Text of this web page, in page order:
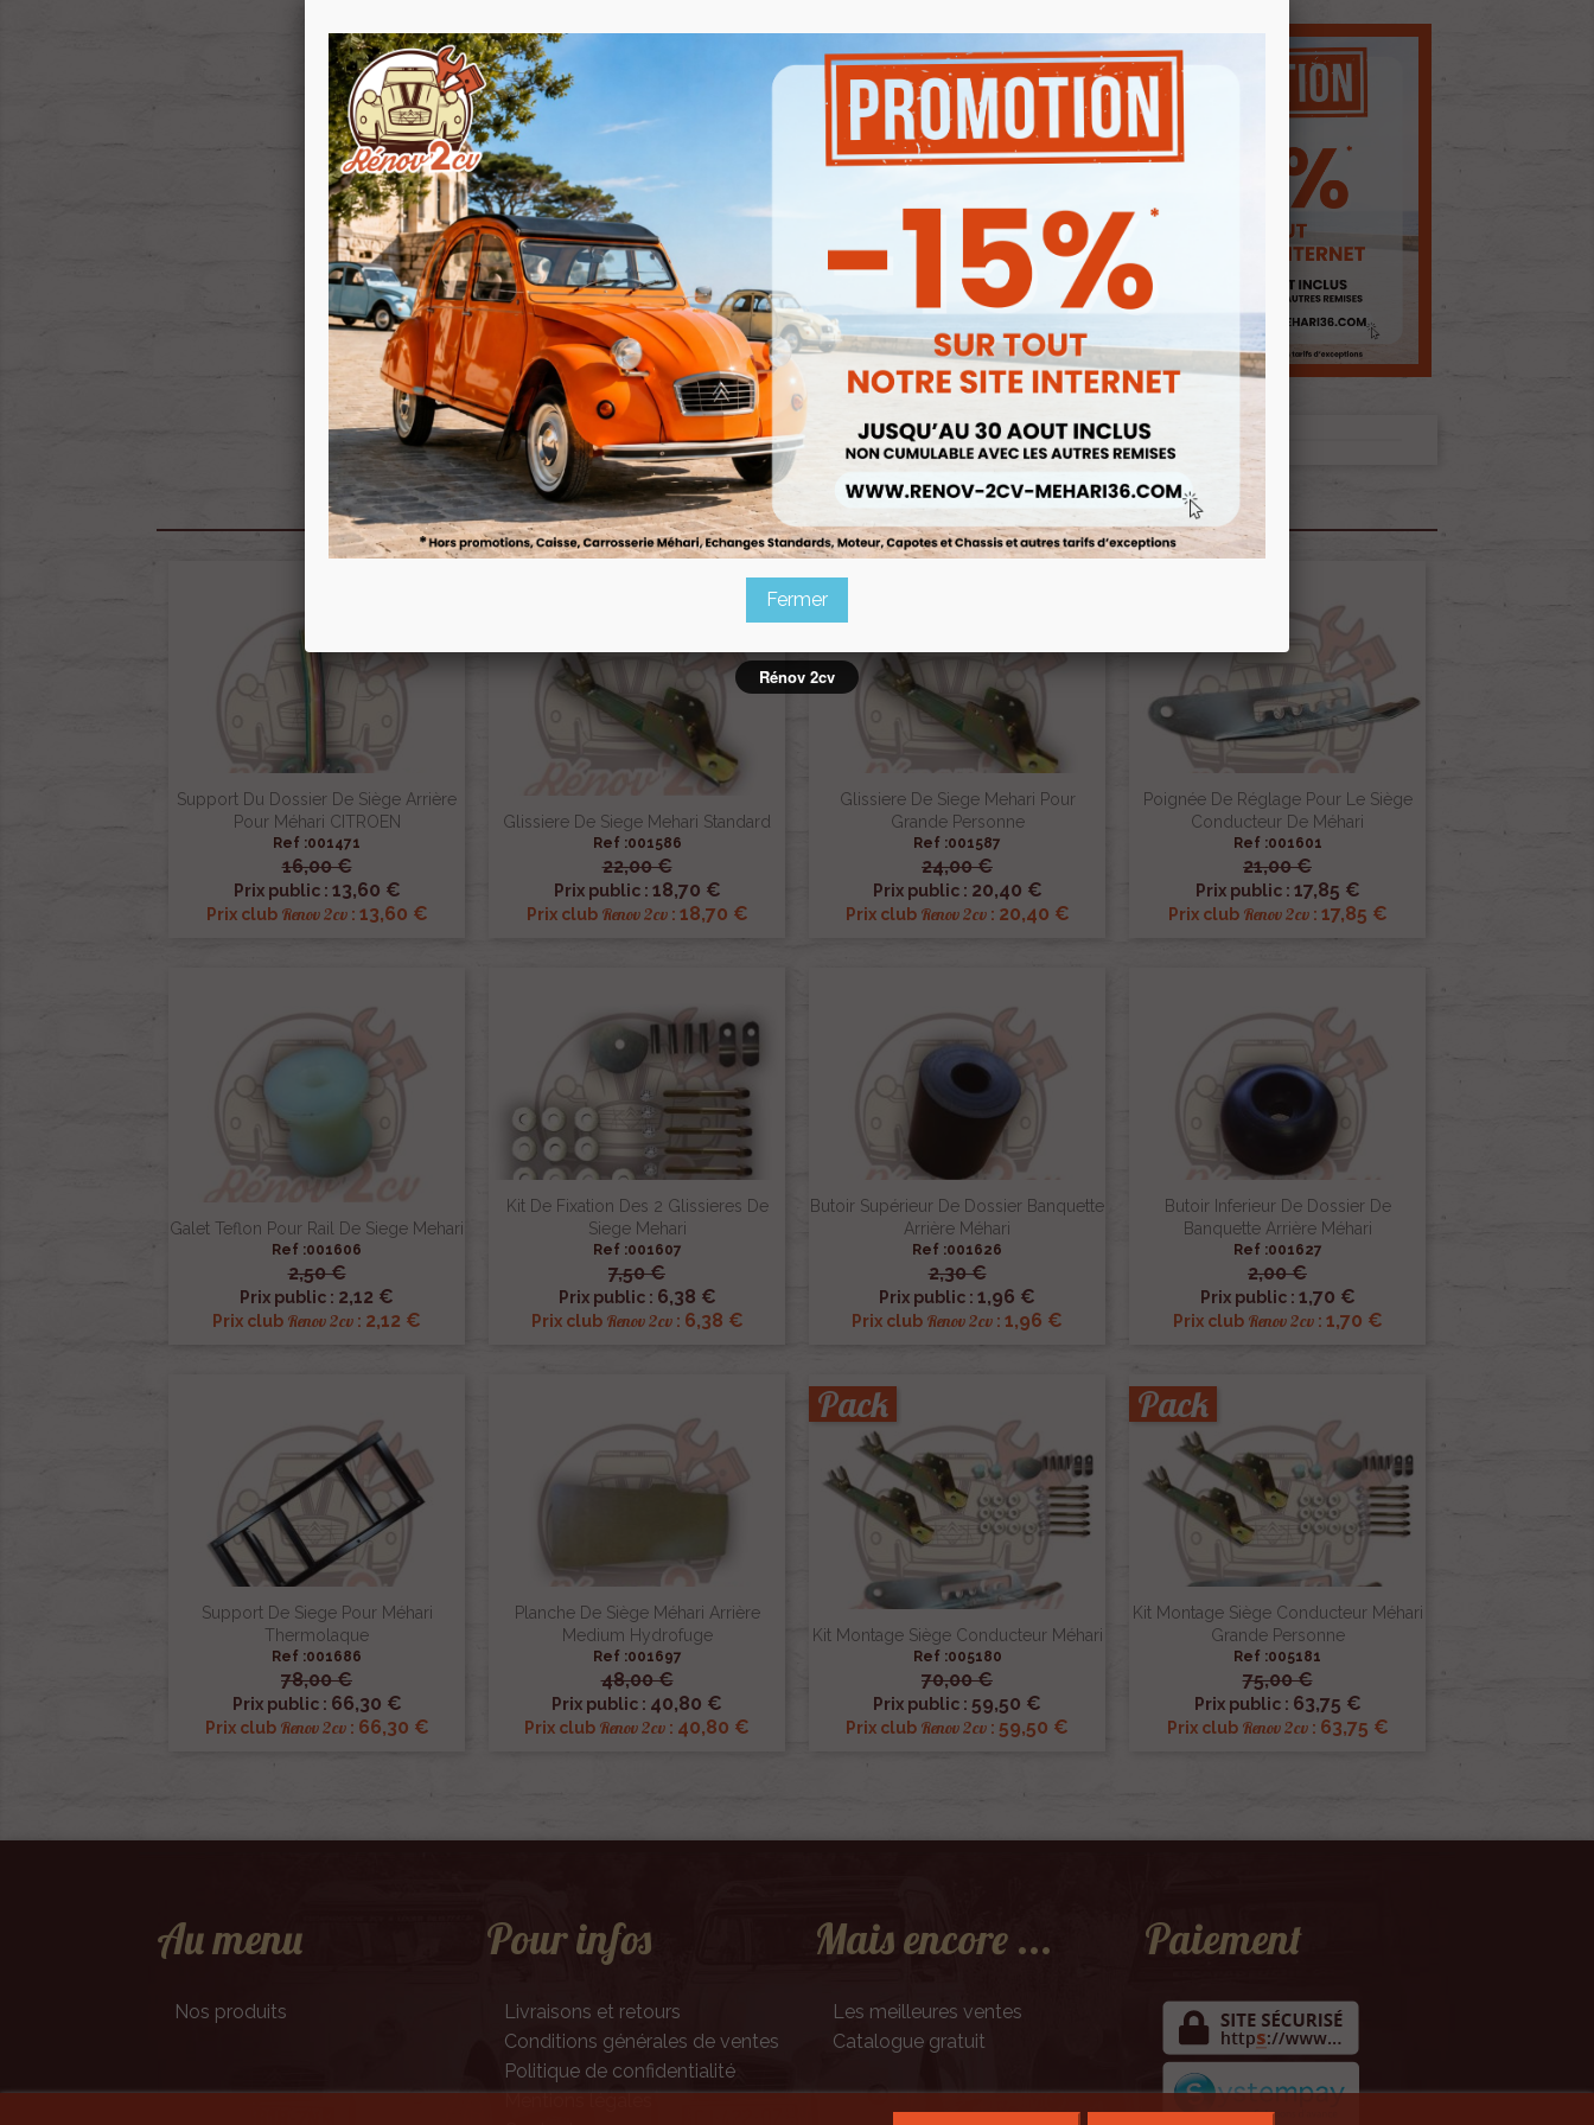
Produits associés
Support Du Dossier De Siège Arrière
Pour Méhari CITROEN
Ref :001471
16,00 €
Prix public : 13,60 €
Prix club Renov 2cv: 13,60 €
 Aperçu rapide
Glissiere De Siege Mehari Standard
Ref :001586
22,00 €
Prix public : 18,70 €
Prix club Renov 2cv: 18,70 €
 Aperçu rapide
Glissiere De Siege Mehari Pour
Grande Personne
Ref :001587
24,00 €
Prix public : 20,40 €
Prix club Renov 2cv: 20,40 €
 Aperçu rapide
Poignée De Réglage Pour Le Siège
Conducteur De Méhari
Ref :001601
21,00 €
Prix public : 17,85 €
Prix club Renov 2cv: 17,85 €
 Aperçu rapide
Galet Teflon Pour Rail De Siege Mehari
Ref :001606
2,50 €
Prix public : 2,12 €
Prix club Renov 2cv : 2,12 €
 Aperçu rapide
Kit De Fixation Des 2 Glissieres De
Siege Mehari
Ref :001607
7,50 €
Prix public : 6,38 €
Prix club Renov 2cv: 6,38 €
 Aperçu rapide
Butoir Supérieur De Dossier Banquette
Arrière Méhari
Ref :001626
2,30 €
Prix public : 1,96 €
Prix club Renov 2cv : 1,96 €
 Aperçu rapide
Butoir Inferieur De Dossier De
Banquette Arrière Méhari
Ref :001627
2,00 €
Prix public : 1,70 €
Prix club Renov 2cv: 1,70 €
 Aperçu rapide
Support De Siege Pour Méhari
Thermolaque
Ref :001686
78,00 €
Prix public : 66,30 €
Prix club Renov 2cv: 66,30 €
 Aperçu rapide
Planche De Siège Méhari Arrière
Medium Hydrofuge
Ref :001697
48,00 €
Prix public : 40,80 €
Prix club Renov 2cv : 40,80 €
 Aperçu rapide
Kit Montage Siège Conducteur Méhari
Ref :005180
70,00 €
Prix public : 59,50 €
Prix club Renov 2cv : 59,50 €
Pack
 Aperçu rapide
Kit Montage Siège Conducteur Méhari
Grande Personne
Ref :005181
75,00 €
Prix public : 63,75 €
Prix club Renov 2cv: 63,75 €
Pack
 Aperçu rapide
Au menu
Nos produits
Pour infos
Livraisons et retours
Conditions générales de ventes
Politique de confidentialité
Mais encore ...
Les meilleures ventes
Catalogue gratuit
Paiement
Fermer
Rénov 2cv